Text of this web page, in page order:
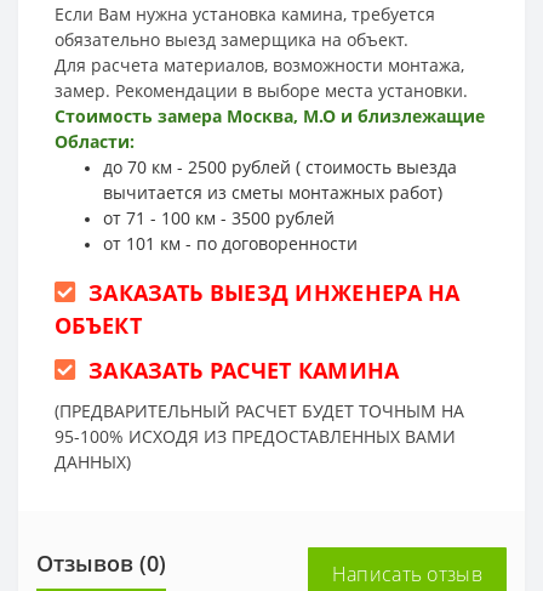
Если Вам нужна установка камина, требуется
обязательно выезд замерщика на объект.
Для расчета материалов, возможности монтажа,
замер. Рекомендации в выборе места установки.
Стоимость замера Москва, М.О и близлежащие
Области:
до 70 км - 2500 рублей ( стоимость выезда
вычитается из сметы монтажных работ)
от 71 - 100 км - 3500 рублей
от 101 км - по договоренности
ЗАКАЗАТЬ ВЫЕЗД ИНЖЕНЕРА НА
ОБЪЕКТ
ЗАКАЗАТЬ РАСЧЕТ КАМИНА
(ПРЕДВАРИТЕЛЬНЫЙ РАСЧЕТ БУДЕТ ТОЧНЫМ НА
95-100% ИСХОДЯ ИЗ ПРЕДОСТАВЛЕННЫХ ВАМИ
ДАННЫХ)
Отзывов (0) Написать отзыв